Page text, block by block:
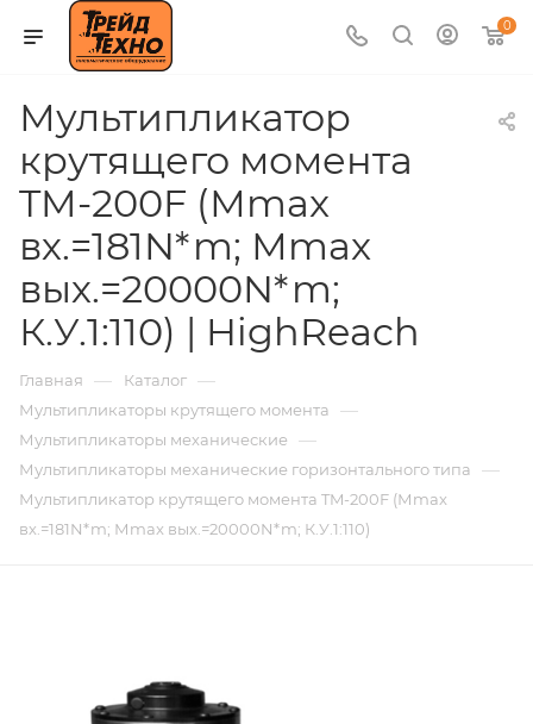
0
Мультипликатор
крутящего момента
TM-200F (Мmax
вх.=181N*m; Мmax
вых.=20000N*m;
К.У.1:110) | HighReach
Главная — Каталог —
Мультипликаторы крутящего момента —
Мультипликаторы механические —
Мультипликаторы механические горизонтального типа —
Мультипликатор крутящего момента TM-200F (Мmax
вх.=181N*m; Мmax вых.=20000N*m; К.У.1:110)